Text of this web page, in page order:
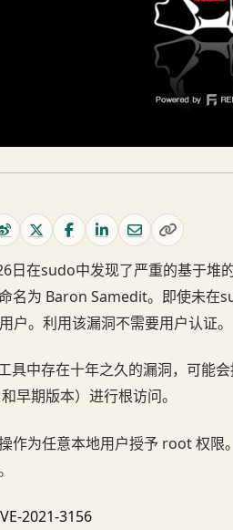
日在sudo中发现了严重的基于堆
名为 Baron Samedit。即使未在
户。利用该漏洞不需要用户认证。
具中存在十年之久的漏洞，可能
早期版本）进行根访问。
作为任意本地用户授予 root 权
2021-3156